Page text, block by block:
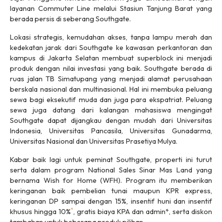
layanan Commuter Line melalui Stasiun Tanjung Barat yang
berada persis di seberang Southgate.
Lokasi strategis, kemudahan akses, tanpa lampu merah dan
kedekatan jarak dari Southgate ke kawasan perkantoran dan
kampus di Jakarta Selatan membuat superblockini menjadi
produk dengan nilai investasi yang baik. Southgate berada di
ruas jalan TB Simatupang yang menjadi alamat perusahaan
berskala nasional dan multinasional. Hal ini membuka peluang
sewa bagi eksekutif muda dan juga para ekspatriat. Peluang
sewa juga datang dari kalangan mahasiswa mengingat
Southgate dapat dijangkau dengan mudah dari Universitas
Indonesia, Universitas Pancasila, Universitas Gunadarma,
Universitas Nasional dan Universitas Prasetiya Mulya.
Kabar baik lagi untuk peminat Southgate, properti ini turut
serta dalam program National Sales Sinar Mas Land yang
bernama Wish for Home (WFH). Program itu memberikan
keringanan baik pembelian tunai maupun KPR express,
keringanan DP sampai dengan 15%, insentif huni dan insentif
khusus hingga 10%*, gratis biaya KPA dan admin*, serta diskon